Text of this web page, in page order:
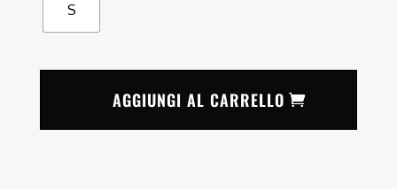
S
AGGIUNGI AL CARRELLO